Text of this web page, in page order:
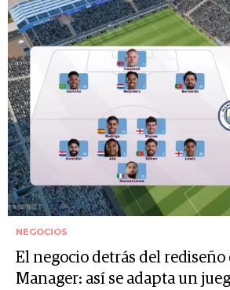
NEGOCIOS
El negocio detrás del rediseño
Manager: así se adapta un